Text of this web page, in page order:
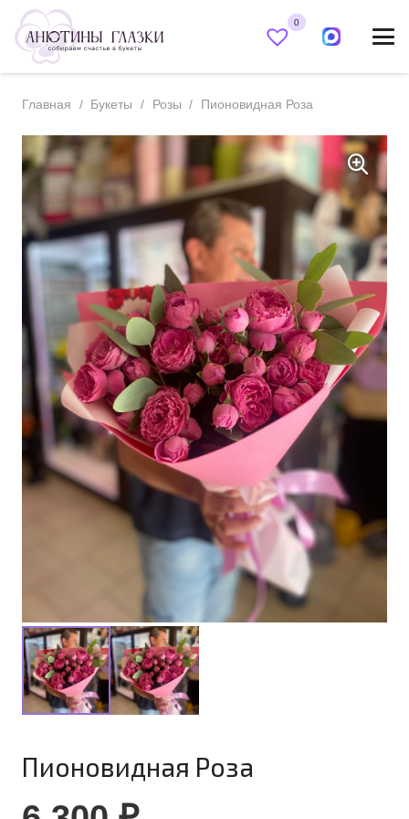
0
Главная / Букеты / Розы / Пионовидная Роза
Пионовидная Роза